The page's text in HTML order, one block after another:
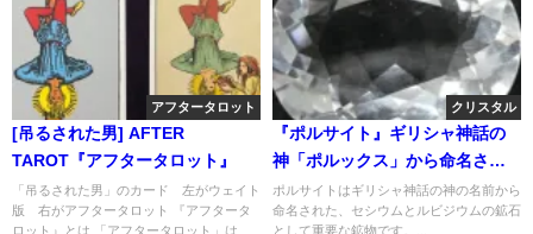
アフタータロット
[吊るされた男] AFTER
TAROT『アフタータロット』
「吊るされた男」のカード 左がウェイト
版 右がアフタータロット 『アフタータ
ロット』とは 「アフタータロット」は
クリスタル
『ポルサイト』ギリシャ神話の
神「ポルックス」から命名され
たセシウム鉱石
ポルサイトはギリシャ神話の神の名前から
命名された、セシウムとルビジウムの鉱石
として重要な鉱物です。...